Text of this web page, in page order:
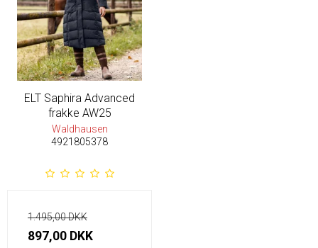
ELT Saphira Advanced
frakke AW25
Waldhausen
4921805378
1.495,00 DKK
897,00 DKK